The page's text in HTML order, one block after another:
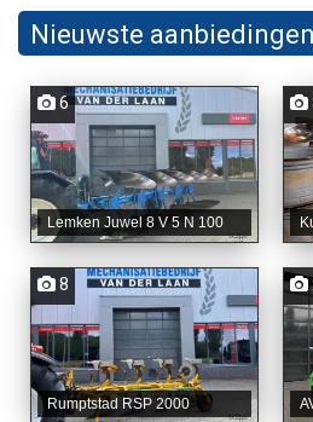
Nieuwste
6
Lemken Juwel 8 V 5 N 100
8
Rumptstad RSP 2000